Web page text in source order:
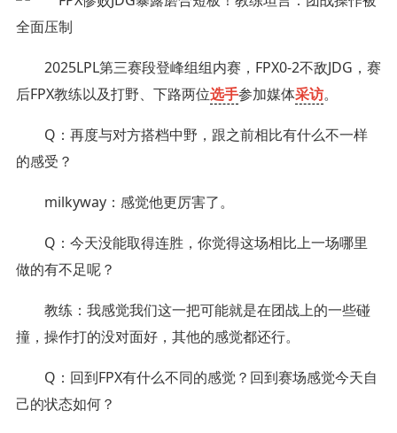
2025LPL第三赛段登峰组组内赛，FPX0-2不敌JDG，赛
后FPX教练以及打野、下路两位选手参加媒体采访。
Q：再度与对方搭档中野，跟之前相比有什么不一样
的感受？
milkyway：感觉他更厉害了。
Q：今天没能取得连胜，你觉得这场相比上一场哪里
做的有不足呢？
教练：我感觉我们这一把可能就是在团战上的一些碰
撞，操作打的没对面好，其他的感觉都还行。
Q：回到FPX有什么不同的感觉？回到赛场感觉今天自
己的状态如何？